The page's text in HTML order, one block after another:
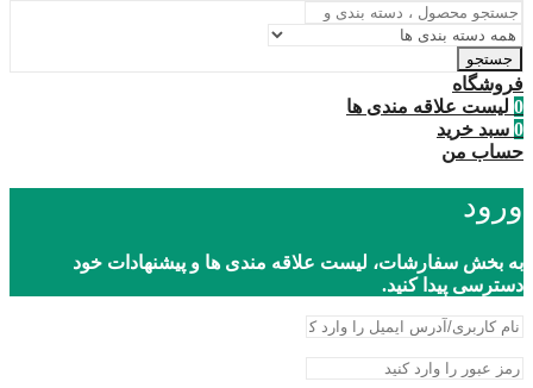
جستجو
فروشگاه
0 لیست علاقه مندی ها
0 سبد خرید
حساب من
ورود
به بخش سفارشات، لیست علاقه مندی ها و پیشنهادات خود
دسترسی پیدا کنید.